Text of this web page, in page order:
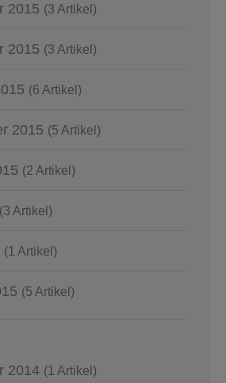
2015 (3 Artikel)
2015 (3 Artikel)
(6 Artikel)
2015 (5 Artikel)
(2 Artikel)
(3 Artikel)
(1 Artikel)
(5 Artikel)
2014 (1 Artikel)